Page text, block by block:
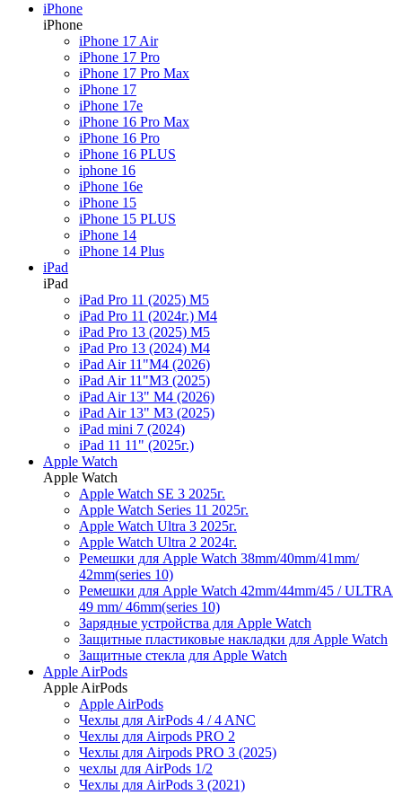
iPhone
iPhone
iPhone 17 Air
iPhone 17 Pro
iPhone 17 Pro Max
iPhone 17
iPhone 17e
iPhone 16 Pro Max
iPhone 16 Pro
iPhone 16 PLUS
iphone 16
iPhone 16e
iPhone 15
iPhone 15 PLUS
iPhone 14
iPhone 14 Plus
iPad
iPad
iPad Pro 11 (2025) M5
iPad Pro 11 (2024г.) M4
iPad Pro 13 (2025) M5
iPad Pro 13 (2024) M4
iPad Air 11"M4 (2026)
iPad Air 11"M3 (2025)
iPad Air 13" M4 (2026)
iPad Air 13" M3 (2025)
iPad mini 7 (2024)
iPad 11 11" (2025г.)
Apple Watch
Apple Watch
Apple Watch SE 3 2025г.
Apple Watch Series 11 2025г.
Apple Watch Ultra 3 2025г.
Apple Watch Ultra 2 2024г.
Ремешки для Apple Watch 38mm/40mm/41mm/
42mm(series 10)
Ремешки для Apple Watch 42mm/44mm/45 / ULTRA
49 mm/ 46mm(series 10)
Зарядные устройства для Apple Watch
Защитные пластиковые накладки для Apple Watch
Защитные стекла для Apple Watch
Apple AirPods
Apple AirPods
Apple AirPods
Чехлы для AirPods 4 / 4 ANC
Чехлы для Airpods PRO 2
Чехлы для Airpods PRO 3 (2025)
чехлы для AirPods 1/2
Чехлы для AirPods 3 (2021)